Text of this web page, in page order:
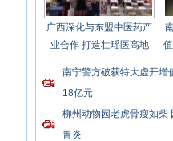
广西深化与东盟中医药产
业合作 打造壮瑶医高地
南宁警方破获特大虚开增
18亿元
柳州动物园老虎骨瘦如柴
胃炎